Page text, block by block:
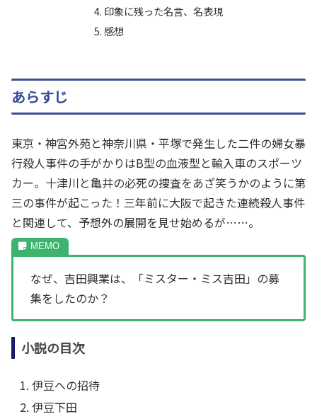
印象に残った名言、名表現
感想
あらすじ
東京・神宮外苑と神奈川県・平塚で発生した二件の婦女暴
行殺人事件の手がかりはB型の血液型と輸入車のスポーツ
カー。十津川と亀井の必死の捜査をあざ笑うかのように第
三の事件が起こった！三年前に大阪で起きた連続殺人事件
と関連して、予想外の展開を見せ始めるが……。
なぜ、吉田興業は、「ミスター・ミス吉田」の募
集をしたのか？
小説の目次
伊豆への招待
伊豆下田